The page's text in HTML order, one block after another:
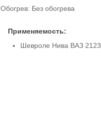
Обогрев: Без обогрева
Применяемость:
Шевроле Нива ВАЗ 2123